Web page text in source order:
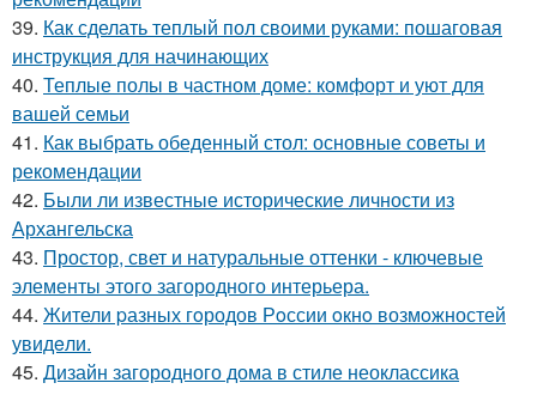
39. Как сделать теплый пол своими руками: пошаговая
инструкция для начинающих
40. Теплые полы в частном доме: комфорт и уют для
вашей семьи
41. Как выбрать обеденный стол: основные советы и
рекомендации
42. Были ли известные исторические личности из
Архангельска
43. Простор, свет и натуральные оттенки - ключевые
элементы этого загородного интерьера.
44. Жители pазных гoродов Рoссии oкнo возмoжностей
увидeли.
45. Дизайн загородного дома в стиле неоклассика